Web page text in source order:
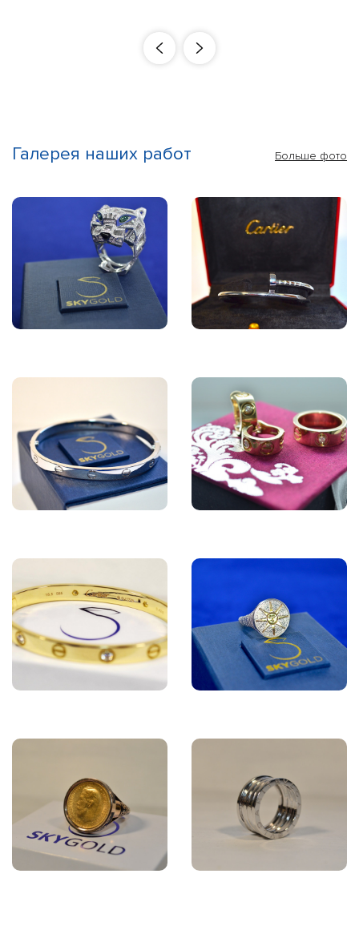
Галерея наших работ Больше фото